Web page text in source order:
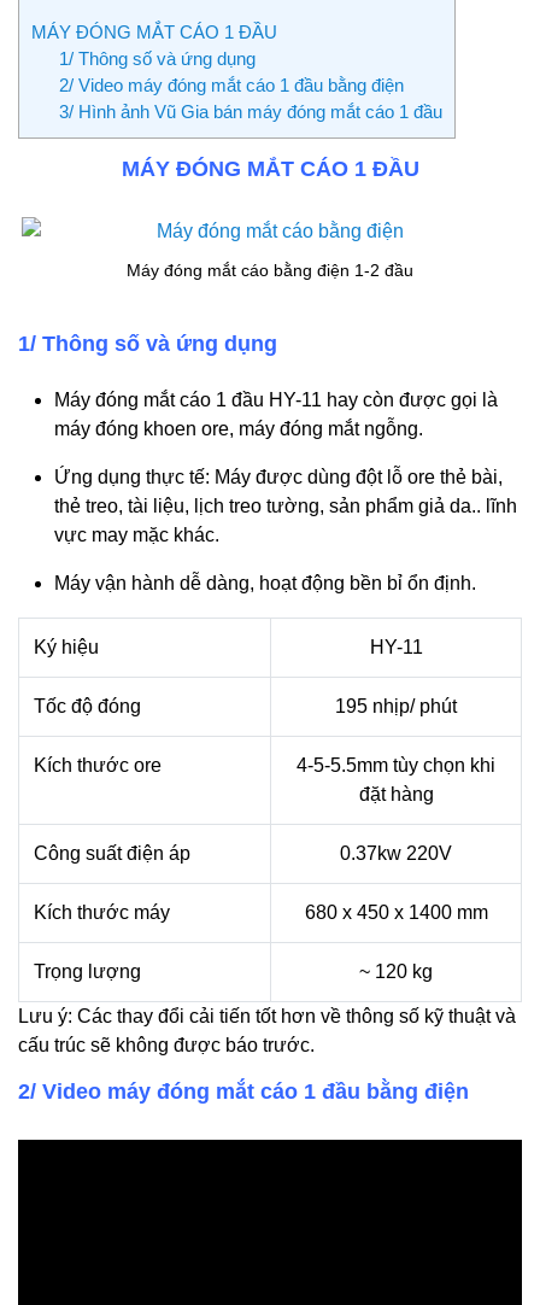
MÁY ĐÓNG MẮT CÁO 1 ĐẦU
1/ Thông số và ứng dụng
2/ Video máy đóng mắt cáo 1 đầu bằng điện
3/ Hình ảnh Vũ Gia bán máy đóng mắt cáo 1 đầu
MÁY ĐÓNG MẮT CÁO 1 ĐẦU
Máy đóng mắt cáo bằng điện 1-2 đầu
1/ Thông số và ứng dụng
Máy đóng mắt cáo 1 đầu HY-11 hay còn được gọi là
máy đóng khoen ore, máy đóng mắt ngỗng.
Ứng dụng thực tế: Máy được dùng đột lỗ ore thẻ bài,
thẻ treo, tài liệu, lịch treo tường, sản phẩm giả da.. lĩnh
vực may mặc khác.
Máy vận hành dễ dàng, hoạt động bền bỉ ổn định.
Ký hiệu HY-11
Tốc độ đóng 195 nhịp/ phút
Kích thước ore
4-5-5.5mm tùy chọn khi
đặt hàng
Công suất điện áp 0.37kw 220V
Kích thước máy 680 x 450 x 1400 mm
Trọng lượng ~ 120 kg
Lưu ý: Các thay đổi cải tiến tốt hơn về thông số kỹ thuật và
cấu trúc sẽ không được báo trước.
2/ Video máy đóng mắt cáo 1 đầu bằng điện